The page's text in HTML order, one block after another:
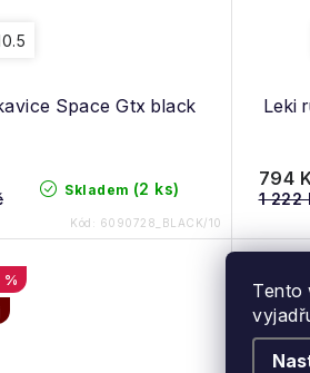
Tento
Space Gtx black
Skladem (2 ks)
Kód: 6090728_BLACK/10
Leki
794
1 222